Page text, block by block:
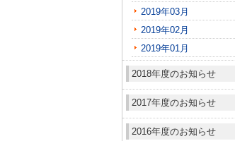
2019年03月
2019年02月
2019年01月
2018年度のお知らせ
2017年度のお知らせ
2016年度のお知らせ